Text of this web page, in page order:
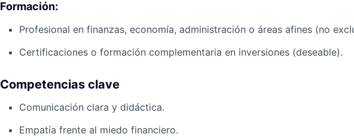
Formación:
Profesional en finanzas, economía, administración o áreas afines (no
Certificaciones o formación complementaria en inversiones (deseable).
Competencias clave
Comunicación clara y didáctica.
Empatía frente al miedo financiero.